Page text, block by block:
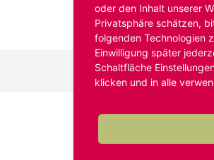
oder den Inhalt unserer
Privatsphäre schätzen,
folgenden Technologien
Einwilligung später
Schaltfläche
klicken und in alle